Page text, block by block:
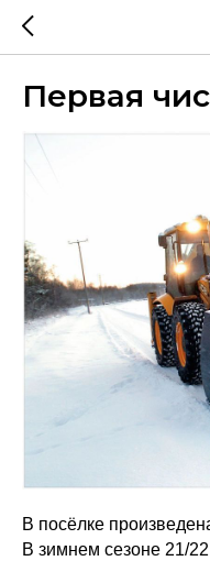
Первая
В посёлке
В зимнем сезоне 21/